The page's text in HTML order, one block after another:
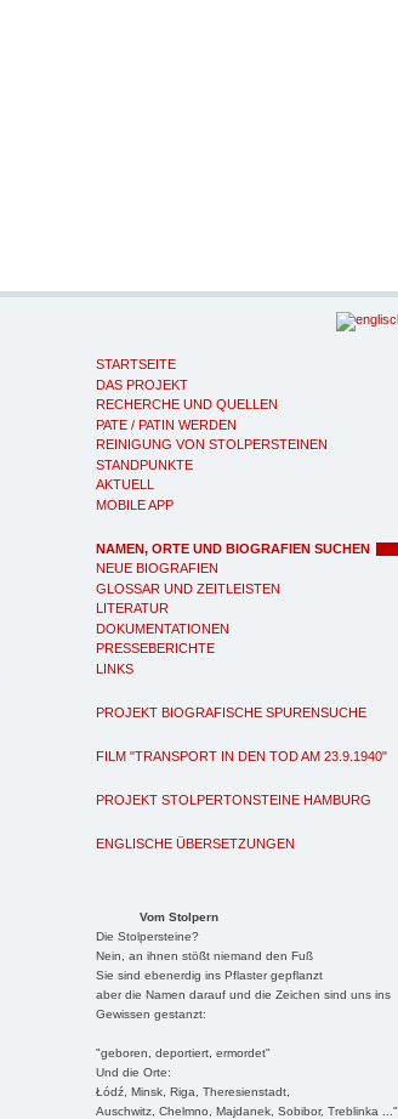
STARTSEITE
DAS PROJEKT
RECHERCHE UND QUELLEN
PATE / PATIN WERDEN
REINIGUNG VON STOLPERSTEINEN
STANDPUNKTE
AKTUELL
MOBILE APP
NAMEN, ORTE UND BIOGRAFIEN SUCHEN
NEUE BIOGRAFIEN
GLOSSAR UND ZEITLEISTEN
LITERATUR
DOKUMENTATIONEN
PRESSEBERICHTE
LINKS
PROJEKT BIOGRAFISCHE SPURENSUCHE
FILM "TRANSPORT IN DEN TOD AM 23.9.1940"
PROJEKT STOLPERTONSTEINE HAMBURG
ENGLISCHE ÜBERSETZUNGEN
Vom Stolpern
Die Stolpersteine?
Nein, an ihnen stößt niemand den Fuß
Sie sind ebenerdig ins Pflaster gepflanzt
aber die Namen darauf und die Zeichen sind uns ins
Gewissen gestanzt:
"geboren, deportiert, ermordet"
Und die Orte:
Łódź, Minsk, Riga, Theresienstadt,
Auschwitz, Chelmno, Majdanek, Sobibor, Treblinka ..."